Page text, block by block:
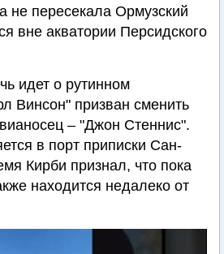
не пересекала Ормузский
вне акватории Персидского
идет о рутинном
Винсон" призван сменить
– "Джон Стеннис".
в порт приписки Сан-
Кирби признал, что пока
находится недалеко от